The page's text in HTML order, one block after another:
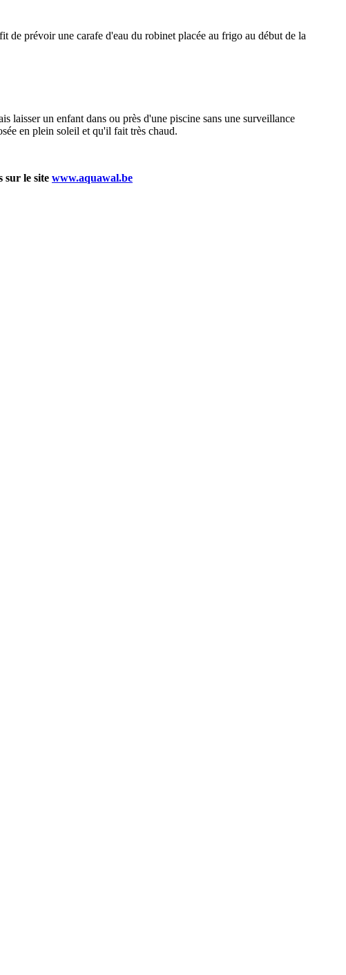
de prévoir une carafe d'eau du robinet placée au frigo au début de la
laisser un enfant dans ou près d'une piscine sans une surveillance
en plein soleil et qu'il fait très chaud.
sur le site www.aquawal.be